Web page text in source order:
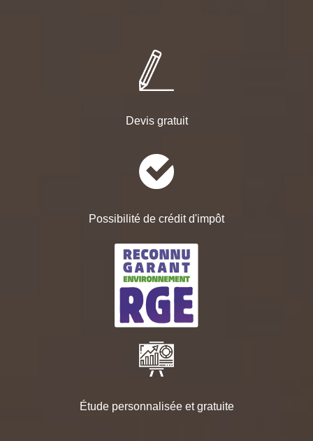
Devis gratuit
Possibilité de crédit d'impôt
Étude personnalisée et gratuite